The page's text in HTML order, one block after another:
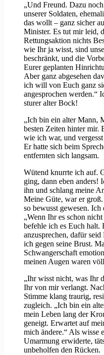
„Und Freund. Dazu
unserer Soldaten,
das wollt – ganz sicher
Minister. Es tut mir leid,
Rettungsaktion nichts
wie Ihr ja wisst, sind
beschränkt, und die
Eurer geplanten
Aber ganz abgesehen
ich will von Euch ganz
angesprochen werden.“
sturer alter Bock!
„Ich bin ein alter Mann,
besten Zeiten hinter mir.
wie ich war, und
Er hatte sich beim
entfernten sich langsam.
Wütend knurrte ich auf.
ging, dann eben anders!
ihn und schlang meine
Meine Güte, war er
so bewusst gewesen.
„Wenn Ihr es schon
befehle ich es Euch
anzusprechen, dafür
ich gegen seine Brust.
Schwangerschaft
meinen Augen waren
„Ihr wisst nicht, was Ihr
Ihr von mir verlangt.
Stimme klang traurig,
zugleich. „Ich bin ein
mein Leben lang der
geneigt. Erwartet auf
mich ändere.“ Als wisse
Umarmung erwiderte,
unbeholfen den Rücken.